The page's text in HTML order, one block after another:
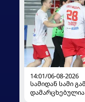
14:01/06-08-2026
სამიდან სამი
დამარცხებულია